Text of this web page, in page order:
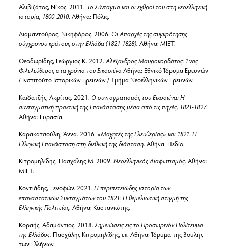
Αλιβιζάτος, Νίκος. 2011. Το Σύνταγμα και οι εχθροί του στη νεοελληνική
ιστορία, 1800-2010. Αθήνα: Πόλις.
Διαμαντούρος, Νικηφόρος. 2006. Οι Απαρχές της συγκρότησης
σύγχρονου κράτους στην Ελλάδα (1821-1828). Αθήνα: ΜΙΕΤ.
Θεοδωρίδης, Γεώργιος Κ. 2012. Αλέξανδρος Μαυροκορδάτος: Ένας
Φιλελεύθερος στα χρόνια του ΕικοσιέναΑθήνα: Εθνικό Ίδρυμα Ερευνών
/ Ινστιτούτο Ιστορικών Ερευνών / Τμήμα Νεοελληνικών Ερευνών.
Καϊδατζής, Ακρίτας. 2021. Ο συνταγματισμός του Εικοσιένα: Η
συνταγματική πρακτική της Επανάστασης μέσα από τις πηγές, 1821-1827.
Αθήνα: Ευρασία.
Καρακατσούλη, Άννα. 2016. «Μαχητές της Ελευθερίας» και 1821: Η
Ελληνική Επανάσταση στη διεθνική της διάσταση. Αθήνα: Πεδίο.
Κιτρομηλίδης, Πασχάλης Μ. 2009. Νεοελληνικός Διαφωτισμός. Αθήνα:
MIET.
Κοντιάδης, Ξενοφών. 2021. Η περιπετειώδης ιστορία των
επαναστατικών Συνταγμάτων του 1821: Η θεμελιωτική στιγμή της
Ελληνικής Πολιτείας. Αθήνα: Καστανιώτης.
Κοραής, Αδαμάντιος. 2018. Σημειώσεις εις το Προσωρινόν Πολίτευμα
της Ελλάδος. Πασχάλης Κιτρομηλίδης, επ. Αθήνα: Ίδρυμα της Βουλής
των Ελλήνων.